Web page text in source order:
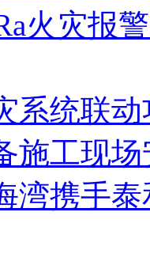
火灾报
系统联
施工现
湾携手